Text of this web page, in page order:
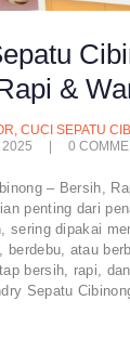
&
, CUCI SEPATU
0
– Bersih,
penting dari
sering dipakai
berdebu, atau
bersih, rapi, dan
Sepatu